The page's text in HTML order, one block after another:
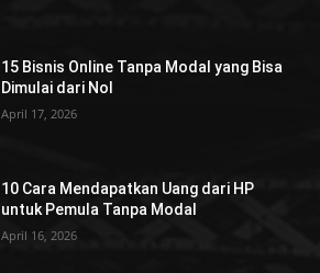
15 Bisnis Online Tanpa Modal yang Bisa
Dimulai dari Nol
April 17, 2026
10 Cara Mendapatkan Uang dari HP
untuk Pemula Tanpa Modal
April 16, 2026